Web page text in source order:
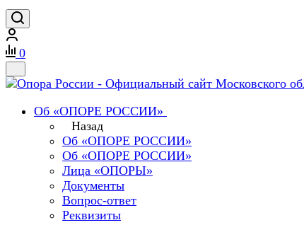
0
Об «ОПОРЕ РОССИИ»
Назад
Об «ОПОРЕ РОССИИ»
Об «ОПОРЕ РОССИИ»
Лица «ОПОРЫ»
Документы
Вопрос-ответ
Реквизиты